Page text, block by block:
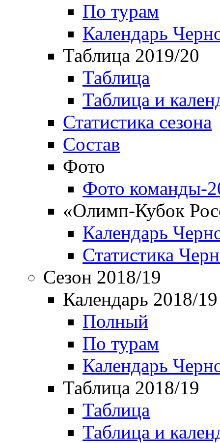
По турам
Календарь
Таблица 2019/20
Таблица
Таблица и
Статистика сезона
Состав
Фото
Фото команды-
«Олимп-Кубок
Календарь
Статистика
Сезон 2018/19
Календарь 2018/19
Полный
По турам
Календарь
Таблица 2018/19
Таблица
Таблица и